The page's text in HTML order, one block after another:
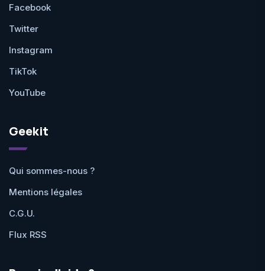
Facebook
Twitter
Instagram
TikTok
YouTube
Geekit
Qui sommes-nous ?
Mentions légales
C.G.U.
Flux RSS